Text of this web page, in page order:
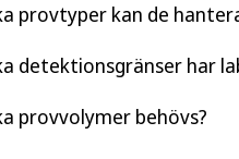
provtyper kan de
detektionsgränser har
provvolymer behövs?